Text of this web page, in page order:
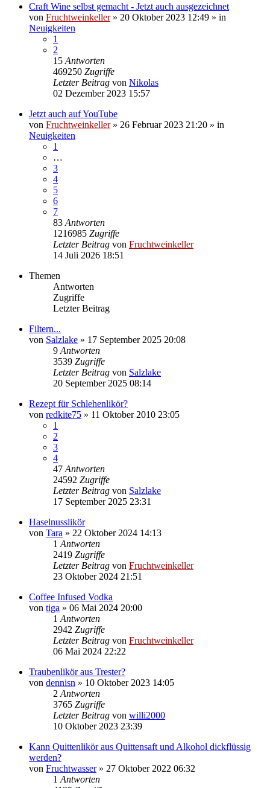
Craft Wine selbst gemacht - Jetzt auch ausgezeichnet
von Fruchtweinkeller» 20 Oktober 2023 12:49 » in
Neuigkeiten
1
2
15 Antworten
469250 Zugriffe
Letzter Beitrag von Nikolas
02 Dezember 2023 15:57
Jetzt auch auf YouTube
von Fruchtweinkeller» 26 Februar 2023 21:20 » in
Neuigkeiten
1
…
3
4
5
6
7
83 Antworten
1216985 Zugriffe
Letzter Beitrag von Fruchtweinkeller
14 Juli 2026 18:51
Themen
Antworten
Zugriffe
Letzter Beitrag
Filtern...
von Salzlake » 17 September 2025 20:08
9 Antworten
3539 Zugriffe
Letzter Beitrag von Salzlake
20 September 2025 08:14
Rezept für Schlehenlikör?
von redkite75 » 11 Oktober 2010 23:05
1
2
3
4
47 Antworten
24592 Zugriffe
Letzter Beitrag von Salzlake
17 September 2025 23:31
Haselnusslikör
von Tara » 22 Oktober 2024 14:13
1 Antworten
2419 Zugriffe
Letzter Beitrag von Fruchtweinkeller
23 Oktober 2024 21:51
Coffee Infused Vodka
von tiga » 06 Mai 2024 20:00
1 Antworten
2942 Zugriffe
Letzter Beitrag von Fruchtweinkeller
06 Mai 2024 22:22
Traubenlikör aus Trester?
von dennisn » 10 Oktober 2023 14:05
2 Antworten
3765 Zugriffe
Letzter Beitrag von willi2000
10 Oktober 2023 23:39
Kann Quittenlikör aus Quittensaft und Alkohol dickflüssig
werden?
von Fruchtwasser» 27 Oktober 2022 06:32
1 Antworten